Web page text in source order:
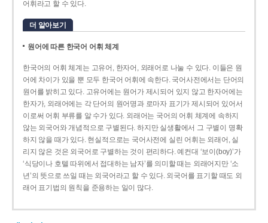
어휘라고 할 수 있다.
더 알아보기
원어에 따른 한국어 어휘 체계
한국어의 어휘 체계는 고유어, 한자어, 외래어로 나눌 수 있다. 이들은 원
어에 차이가 있을 뿐 모두 한국어 어휘에 속한다. 국어사전에서는 단어의
원어를 밝히고 있다. 고유어에는 원어가 제시되어 있지 않고 한자어에는
한자가, 외래어에는 각 단어의 원어명과 로마자 표기가 제시되어 있어서
이로써 어휘 부류를 알 수가 있다. 외래어는 국어의 어휘 체계에 속하지
않는 외국어와 개념적으로 구별된다. 하지만 실생활에서 그 구별이 명확
하지 않을 때가 있다. 현실적으로는 국어사전에 실린 어휘는 외래어, 실
리지 않은 것은 외국어로 구별하는 것이 편리하다. 예컨대 ‘보이(boy)’가
‘식당이나 호텔 따위에서 접대하는 남자’를 의미할 때는 외래어지만 ‘소
년’의 뜻으로 쓰일 때는 외국어라고 할 수 있다. 외국어를 표기할 때도 외
래어 표기법의 원칙을 준용하는 일이 많다.